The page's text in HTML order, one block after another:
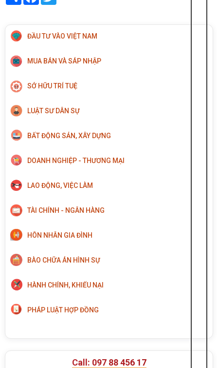
ĐẦU TƯ VÀO VIỆT NAM
MUA BÁN VÀ SÁP NHẬP
SỞ HỮU TRÍ TUỆ
LUẬT SƯ DÂN SỰ
BẤT ĐỘNG SẢN, XÂY DỰNG
DOANH NGHIỆP - THƯƠNG MẠI
LAO ĐỘNG, VIỆC LÀM
TÀI CHÍNH - NGÂN HÀNG
HÔN NHÂN GIA ĐÌNH
BÀO CHỮA ÁN HÌNH SỰ
HÀNH CHÍNH, KHIẾU NẠI
PHÁP LUẬT HỢP ĐỒNG
Call: 097 88 456 17